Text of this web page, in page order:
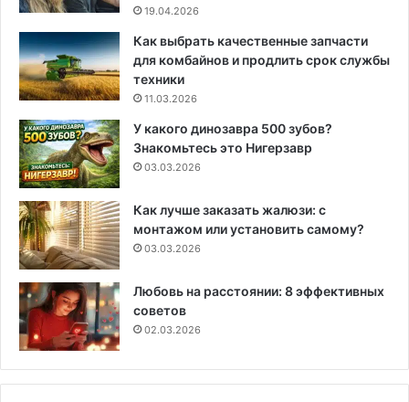
19.04.2026
Как выбрать качественные запчасти
для комбайнов и продлить срок службы
техники
11.03.2026
У какого динозавра 500 зубов?
Знакомьтесь это Нигерзавр
03.03.2026
Как лучше заказать жалюзи: с
монтажом или установить самому?
03.03.2026
Любовь на расстоянии: 8 эффективных
советов
02.03.2026